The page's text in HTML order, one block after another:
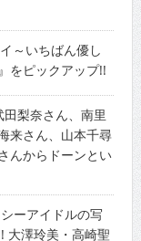
～いちばん優し
をピックアップ!!
田梨奈さん、南里
来さん、山本千尋
んからドーンとい
ーアイドルの写
大澤玲美・高崎聖